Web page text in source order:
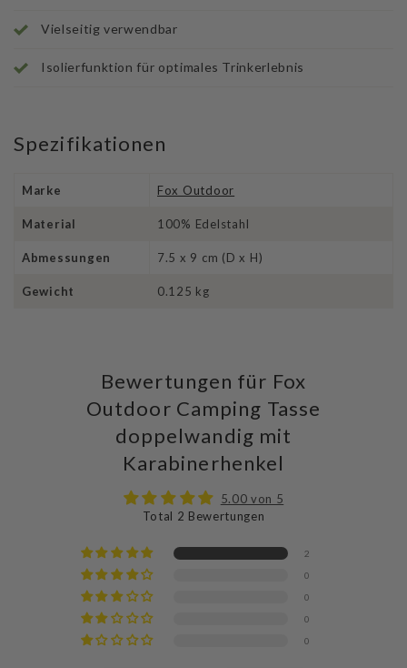
Vielseitig verwendbar
Isolierfunktion für optimales Trinkerlebnis
Spezifikationen
Marke Fox Outdoor
Material 100% Edelstahl
Abmessungen 7.5 x 9 cm (D x H)
Gewicht 0.125 kg
Bewertungen für Fox
Outdoor Camping Tasse
doppelwandig mit
Karabinerhenkel
5.00 von 5
Total 2 Bewertungen
2
0
0
0
0